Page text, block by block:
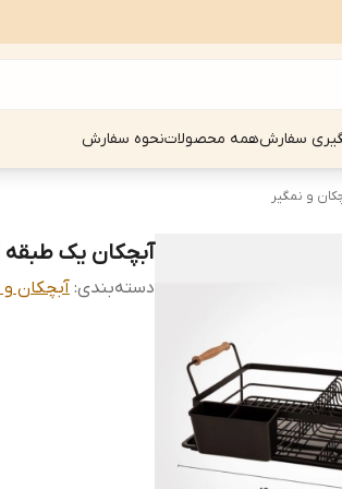
سفارشهمه محصولاتنحوه سفارش
و نمگیر
آبچکان یک طبقه
دسته‌بندی: آبچکان و